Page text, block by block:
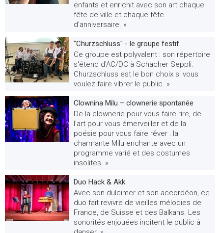
enfants et enrichit avec son art chaque
fête de ville et chaque fête
d'anniversaire. »
"Churzschluss" - le groupe festif
Ce groupe est polyvalent : son répertoire
s'étend d'AC/DC à Schacher Seppli.
Churzschluss est le bon choix si vous
voulez faire vibrer le public. »
Clownina Milu – clownerie spontanée
De la clownerie pour vous faire rire, de
l'art pour vous émerveiller et de la
poésie pour vous faire rêver : la
charmante Milu enchante avec un
programme varié et des costumes
insolites. »
Duo Hack & Akk
Avec son dulcimer et son accordéon, ce
duo fait revivre de vieilles mélodies de
France, de Suisse et des Balkans. Les
sonorités enjouées incitent le public à